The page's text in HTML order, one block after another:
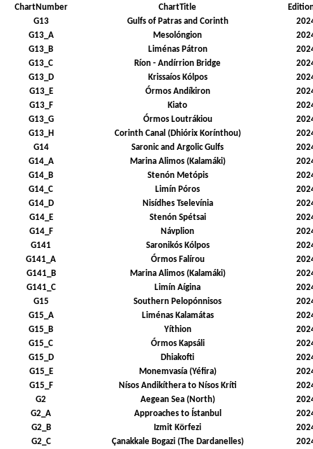
ChartNumber ChartTitle
G13
Gulfs of Patras and Corinth
G13_A
Mesolóngion
G13_B
Liménas Pátron
G13_C
Ríon - Andírrion Bridge
G13_D
Krissaíos Kólpos
G13_E
Órmos Andíkiron
G13_F
Kiato
G13_G
Órmos Loutrákiou
G13_H
Corinth Canal (Dhiórix Korínthou)
G14
Saronic and Argolic Gulfs
G14_A
Marina Alimos (Kalamáki)
G14_B
Stenón Metópis
G14_C
Limín Póros
G14_D
Nisídhes Tselevínia
G14_E
Stenón Spétsai
G14_F
Návplion
G141
Saronikós Kólpos
G141_A
Órmos Falírou
G141_B
Marina Alimos (Kalamáki)
G141_C
Limín Aígina
G15
Southern Pelopónnisos
G15_A
Liménas Kalamátas
G15_B
Yíthion
G15_C
Órmos Kapsáli
G15_D
Dhiakofti
G15_E
Monemvasía (Yéfira)
G15_F
Nísos Andikíthera to Nísos Kríti
G2
Aegean Sea (North)
G2_A
Approaches to Ístanbul
G2_B
Izmit Körfezi
G2_C
Çanakkale Bogazi (The Dardanelles)